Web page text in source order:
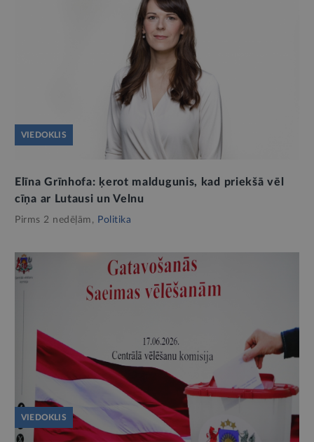
VIEDOKLIS
Elīna Grīnhofa: ķerot maldugunis, kad priekšā vēl
cīņa ar Lutausi un Velnu
Pirms 2 nedēļām, Politika
VIEDOKLIS